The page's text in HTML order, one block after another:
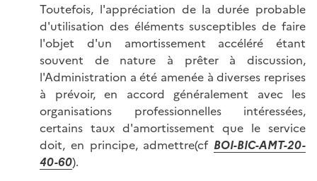
Toutefois, l'appréciation de la durée probable
d'utilisation des éléments susceptibles de faire
l'objet d'un amortissement accéléré étant
souvent de nature à prêter à discussion,
l'Administration a été amenée à diverses reprises
à prévoir, en accord généralement avec les
organisations professionnelles intéressées,
certains taux d'amortissement que le service
doit, en principe, admettre(cf BOI-BIC-AMT-20-
40-60).